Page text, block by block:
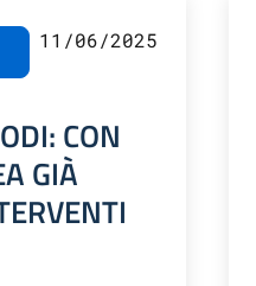
11/06/2025
CON
GIÀ